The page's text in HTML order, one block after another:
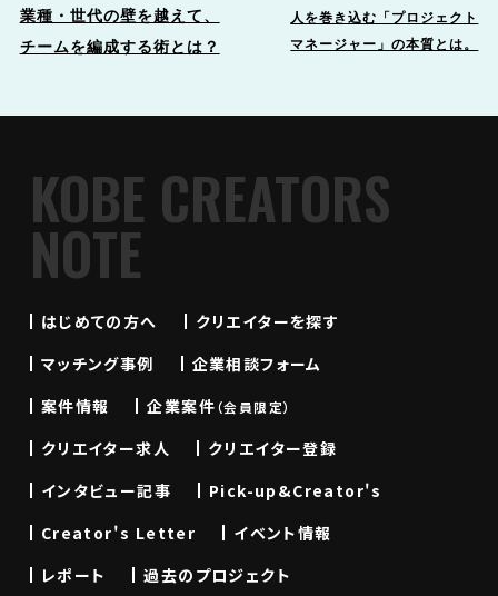
業種・世代の壁を越えて、
チームを編成する術とは？
人を巻き込む「プロジェクト
マネージャー」の本質とは。
KOBE CREATORS
NOTE
はじめての方へ
クリエイターを探す
マッチング事例
企業相談フォーム
案件情報
企業案件（会員限定）
クリエイター求人
クリエイター登録
インタビュー記事
Pick-up&Creator's
Creator's Letter
イベント情報
レポート
過去のプロジェクト